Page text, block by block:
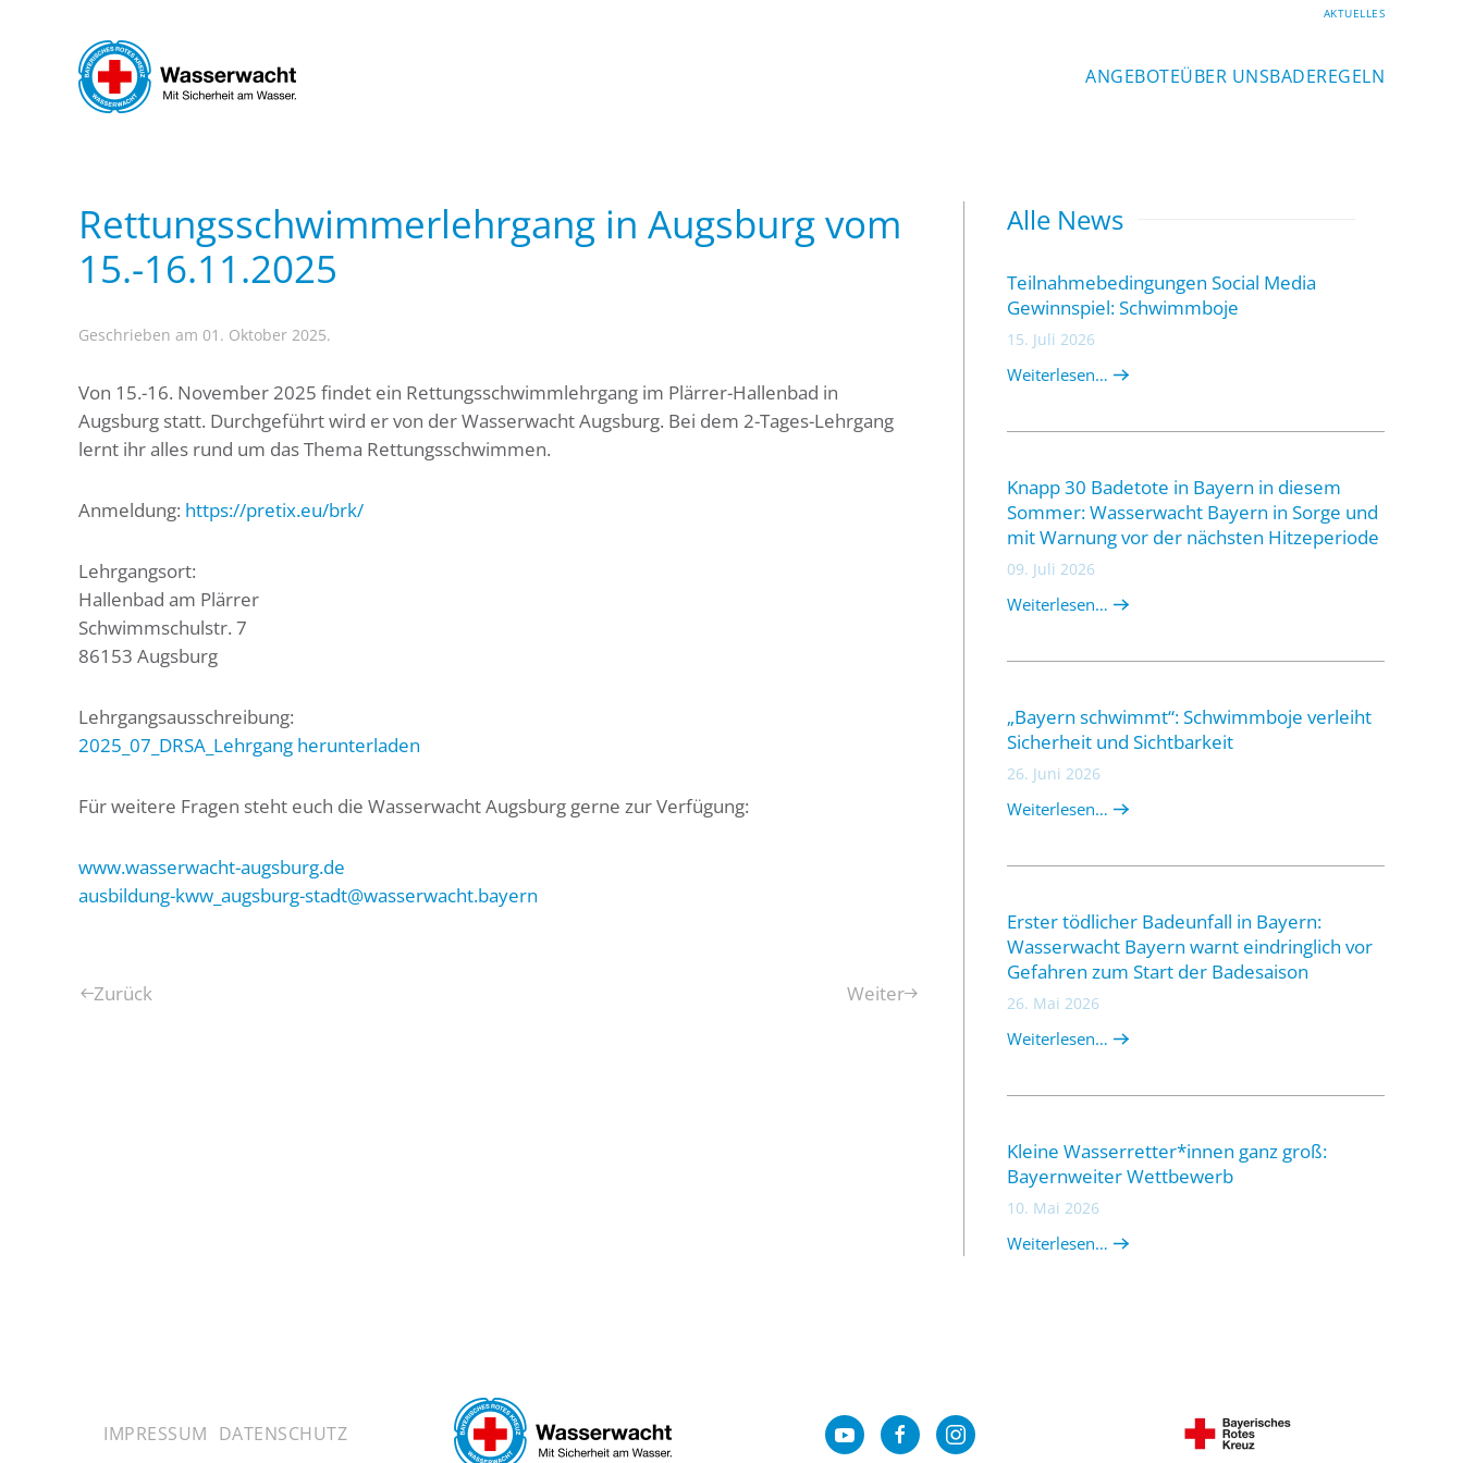
Zum Hauptinhalt springen
AKTUELLES
ANGEBOTEÜBER UNSBADEREGELN
Rettungsschwimmerlehrgang in Augsburg vom
15.-16.11.2025
Geschrieben am 01. Oktober 2025.
Von 15.-16. November 2025 findet ein Rettungsschwimmlehrgang im Plärrer-Hallenbad in
Augsburg statt. Durchgeführt wird er von der Wasserwacht Augsburg. Bei dem 2-Tages-Lehrgang
lernt ihr alles rund um das Thema Rettungsschwimmen.
Anmeldung: https://pretix.eu/brk/
Lehrgangsort:
Hallenbad am Plärrer
Schwimmschulstr. 7
86153 Augsburg
Lehrgangsausschreibung:
2025_07_DRSA_Lehrgang herunterladen
Für weitere Fragen steht euch die Wasserwacht Augsburg gerne zur Verfügung:
www.wasserwacht-augsburg.de
ausbildung-kww_augsburg-stadt@wasserwacht.bayern
Zurück Weiter
Alle News
Teilnahmebedingungen Social Media
Gewinnspiel: Schwimmboje
15. Juli 2026
Weiterlesen…
Knapp 30 Badetote in Bayern in diesem
Sommer: Wasserwacht Bayern in Sorge und
mit Warnung vor der nächsten Hitzeperiode
09. Juli 2026
Weiterlesen…
„Bayern schwimmt“: Schwimmboje verleiht
Sicherheit und Sichtbarkeit
26. Juni 2026
Weiterlesen…
Erster tödlicher Badeunfall in Bayern:
Wasserwacht Bayern warnt eindringlich vor
Gefahren zum Start der Badesaison
26. Mai 2026
Weiterlesen…
Kleine Wasserretter*innen ganz groß:
Bayernweiter Wettbewerb
10. Mai 2026
Weiterlesen…
IMPRESSUM DATENSCHUTZ